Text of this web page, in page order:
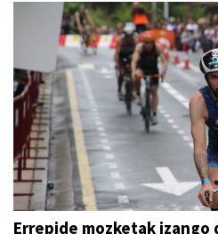
Errepide mozketak izango